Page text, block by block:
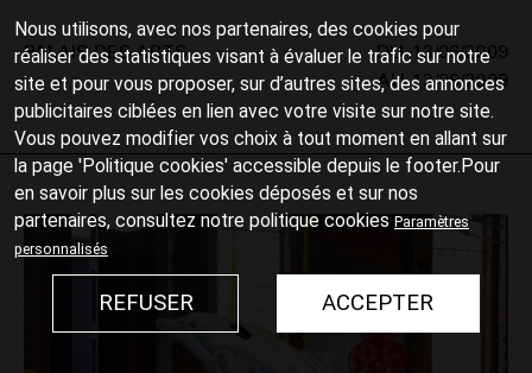
13/06/2009
13/09/2009
PALAIS DES ARTS
Nous utilisons, avec nos partenaires, des cookies pour
réaliser des statistiques visant à évaluer le trafic sur notre
site et pour vous proposer, sur d’autres sites, des annonces
publicitaires ciblées en lien avec votre visite sur notre site.
Vous pouvez modifier vos choix à tout moment en allant sur
la page 'Politique cookies' accessible depuis le footer.Pour
en savoir plus sur les cookies déposés et sur nos
partenaires, consultez notre politique cookies Paramètres
personnalisés
ACCEPTER
REFUSER